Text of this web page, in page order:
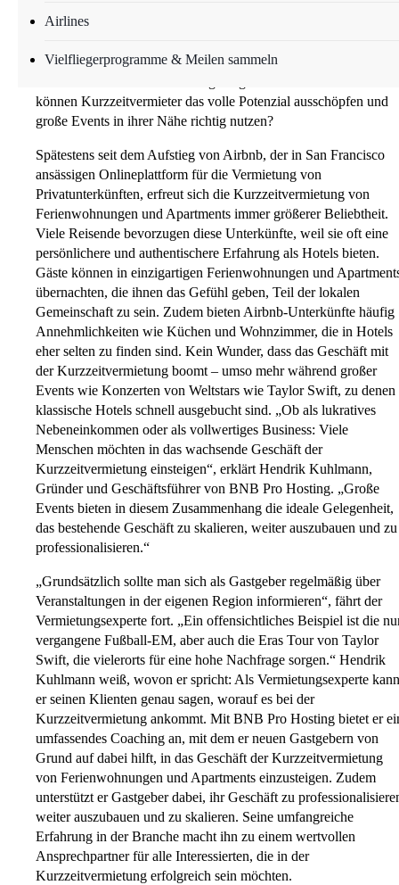
Airlines
Vielfliegerprogramme & Meilen sammeln
Große Events bieten Vermietern von Ferienwohnungen
Schließlich ziehen diese zahlreiche Besucher an, die auf der
können Kurzzeitvermieter das volle Potenzial ausschöpfen und
große Events in ihrer Nähe richtig nutzen?
Spätestens seit dem Aufstieg von Airbnb, der in San Francisco
ansässigen Onlineplattform für die Vermietung von
Privatunterkünften, erfreut sich die Kurzzeitvermietung von
Ferienwohnungen und Apartments immer größerer Beliebtheit.
Viele Reisende bevorzugen diese Unterkünfte, weil sie oft eine
persönlichere und authentischere Erfahrung als Hotels bieten.
Gäste können in einzigartigen Ferienwohnungen und
übernachten, die ihnen das Gefühl geben, Teil der lokalen
Gemeinschaft zu sein. Zudem bieten Airbnb-Unterkünfte häufig
Annehmlichkeiten wie Küchen und Wohnzimmer, die in Hotels
eher selten zu finden sind. Kein Wunder, dass das Geschäft mit
der Kurzzeitvermietung boomt – umso mehr während großer
Events wie Konzerten von Weltstars wie Taylor Swift, zu denen
klassische Hotels schnell ausgebucht sind. „Ob als lukratives
Nebeneinkommen oder als vollwertiges Business: Viele
Menschen möchten in das wachsende Geschäft der
Kurzzeitvermietung einsteigen“, erklärt Hendrik Kuhlmann,
Gründer und Geschäftsführer von BNB Pro Hosting. „Große
Events bieten in diesem Zusammenhang die ideale Gelegenheit,
das bestehende Geschäft zu skalieren, weiter auszubauen und zu
professionalisieren.“
„Grundsätzlich sollte man sich als Gastgeber regelmäßig über
Veranstaltungen in der eigenen Region informieren“, fährt der
Vermietungsexperte fort. „Ein offensichtliches Beispiel ist die
vergangene Fußball-EM, aber auch die Eras Tour von Taylor
Swift, die vielerorts für eine hohe Nachfrage sorgen.“ Hendrik
Kuhlmann weiß, wovon er spricht: Als Vermietungsexperte kann
er seinen Klienten genau sagen, worauf es bei der
Kurzzeitvermietung ankommt. Mit BNB Pro Hosting bietet er
umfassendes Coaching an, mit dem er neuen Gastgebern von
Grund auf dabei hilft, in das Geschäft der Kurzzeitvermietung
von Ferienwohnungen und Apartments einzusteigen. Zudem
unterstützt er Gastgeber dabei, ihr Geschäft zu
weiter auszubauen und zu skalieren. Seine umfangreiche
Erfahrung in der Branche macht ihn zu einem wertvollen
Ansprechpartner für alle Interessierten, die in der
Kurzzeitvermietung erfolgreich sein möchten.